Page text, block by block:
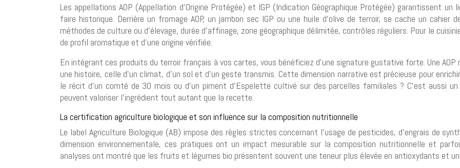
Les appellations AOP (Appellation d’Origine Protégée) et IGP (Indication Géographique Protégée) garantissent
faire historique. Derrière un fromage AOP, un jambon sec IGP ou une huile d’olive de terroir, se cache un cahier
méthodes de culture ou d’élevage, durée d’affinage, zone géographique délimitée, contrôles réguliers. Pour le
de profil aromatique et d’une origine vérifiée.
En intégrant ces produits du terroir français à vos cartes, vous bénéficiez d’une signature gustative forte. Une
une histoire, celle d’un climat, d’un sol et d’un geste transmis. Cette dimension narrative est précieuse pour
le récit d’un comté de 30 mois ou d’un piment d’Espelette cultivé sur des parcelles familiales ? C’est aussi
peuvent valoriser l’ingrédient tout autant que la recette.
La certification agriculture biologique et son influence sur la composition nutritionnelle
Le label Agriculture Biologique (AB) impose des règles strictes concernant l’usage de pesticides, d’engrais de
dimension environnementale, ces pratiques ont un impact mesurable sur la composition nutritionnelle et
analyses ont montré que les fruits et légumes bio présentent souvent une teneur plus élevée en antioxydants et